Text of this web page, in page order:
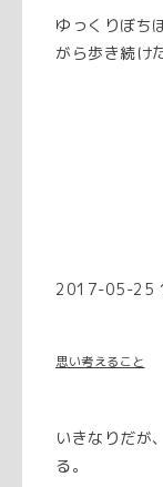
ゆっくりぼち
がら歩き続け
2017-05-25
思い考えること
いきなりだが
る。